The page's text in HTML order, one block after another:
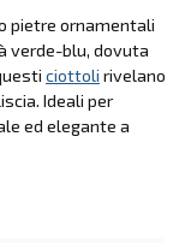
pietre ornamentali
verde-blu, dovuta
ciottoli rivelano
Ideali per
ed elegante a